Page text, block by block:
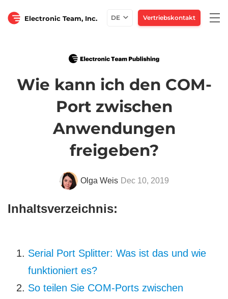
Electronic Team, Inc. DE Vertriebskontakt
Wie kann ich den COM-
Port zwischen
Anwendungen
freigeben?
Olga Weis Dec 10, 2019
Inhaltsverzeichnis:
Serial Port Splitter: Was ist das und wie
funktioniert es?
So teilen Sie COM-Ports zwischen